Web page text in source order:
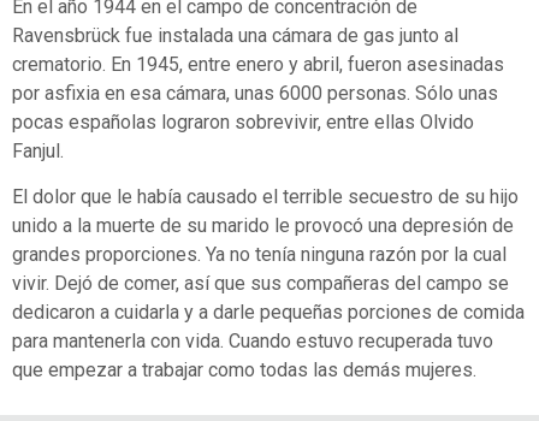
En el año 1944 en el campo de concentración de
Ravensbrück fue instalada una cámara de gas junto al
crematorio. En 1945, entre enero y abril, fueron asesinadas
por asfixia en esa cámara, unas 6000 personas. Sólo unas
pocas españolas lograron sobrevivir, entre ellas Olvido
Fanjul.
El dolor que le había causado el terrible secuestro de su hijo
unido a la muerte de su marido le provocó una depresión de
grandes proporciones. Ya no tenía ninguna razón por la cual
vivir. Dejó de comer, así que sus compañeras del campo se
dedicaron a cuidarla y a darle pequeñas porciones de comida
para mantenerla con vida. Cuando estuvo recuperada tuvo
que empezar a trabajar como todas las demás mujeres.